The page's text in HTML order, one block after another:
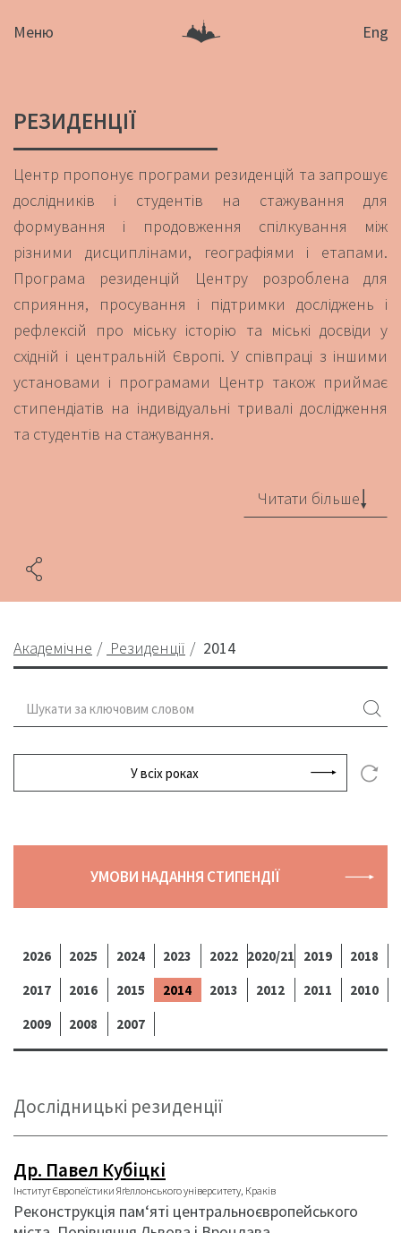
Меню Eng
РЕЗИДЕНЦІЇ
Центр пропонує програми резиденцій та запрошує
дослідників і студентів на стажування для
формування і продовження спілкування між
різними дисциплінами, географіями і етапами.
Програма резиденцій Центру розроблена для
сприяння, просування і підтримки досліджень і
рефлексій про міську історію та міські досвіди у
східній і центральній Європі. У співпраці з іншими
установами і програмами Центр також приймає
стипендіатів на індивідуальні тривалі дослідження
та студентів на стажування.
Читати більше
Академічне Резиденції 2014
У всіх роках
УМОВИ НАДАННЯ СТИПЕНДІЇ
2026 2025 2024 2023 2022 2020/21 2019
2018
2017
2016 2015 2014 2013 2012 2011
2010
2009
2008 2007
Дослідницькі резиденції
Др. Павел Кубіцкі
Інститут Європеїстики Яґеллонського університету, Краків
Реконструкція пам‘яті центральноєвропейського